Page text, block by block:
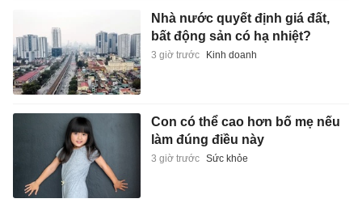
Nhà nước quyết định giá đất,
bất động sản có hạ nhiệt?
3 giờ trước Kinh doanh
Con có thể cao hơn bố mẹ nếu
làm đúng điều này
3 giờ trước Sức khỏe